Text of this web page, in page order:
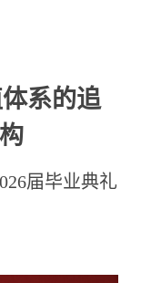
系的追
届毕业典礼